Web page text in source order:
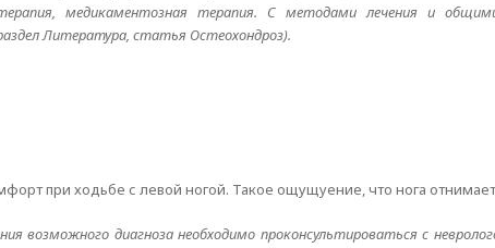
терапия, медикаментозная терапия. С методами лечения и
Литература, статья Остеохондроз).
при ходьбе с левой ногой. Такое ощущуение, что нога
возможного диагноза необходимо проконсультироваться с